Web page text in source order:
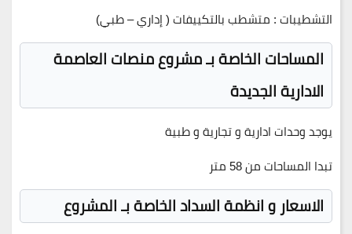
التشطيبات : متشطب بالتكييفات ( إداري – طبي)
المساحات الخاصة بـ مشروع منصات العاصمة
الادارية الجديدة
يوجد وحدات ادارية و تجارية و طبية
تبدا المساحات من 58 متر
الاسعار و انظمة السداد الخاصة بـ المشروع